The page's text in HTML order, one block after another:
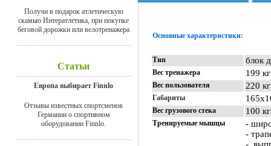
Получи в подарок атлетическую
скамью Интератлетика, при покупке
беговой дорожки или велотренажера
Статьи
Европа выбирает Finnlo
Отзывы известных спортсменов
Германии о спортивном
оборудовании Finnlo.
Основные характеристики:
Тип блок
Вес тренажера 199 кг
Вес пользователя 220 кг
Габариты
Вес грузового стека 100 кг
Тренируемые мышцы
-
-